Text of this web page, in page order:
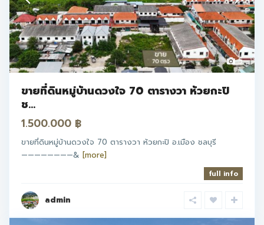
5
ขายที่ดินหมู่บ้านดวงใจ 70 ตารางวา ห้วยกะปิ
ช...
1.500.000 ฿
ขายที่ดินหมู่บ้านดวงใจ 70 ตารางวา ห้วยกะปิ อ.เมือง ชลบุรี
————————& [more]
full info
admin